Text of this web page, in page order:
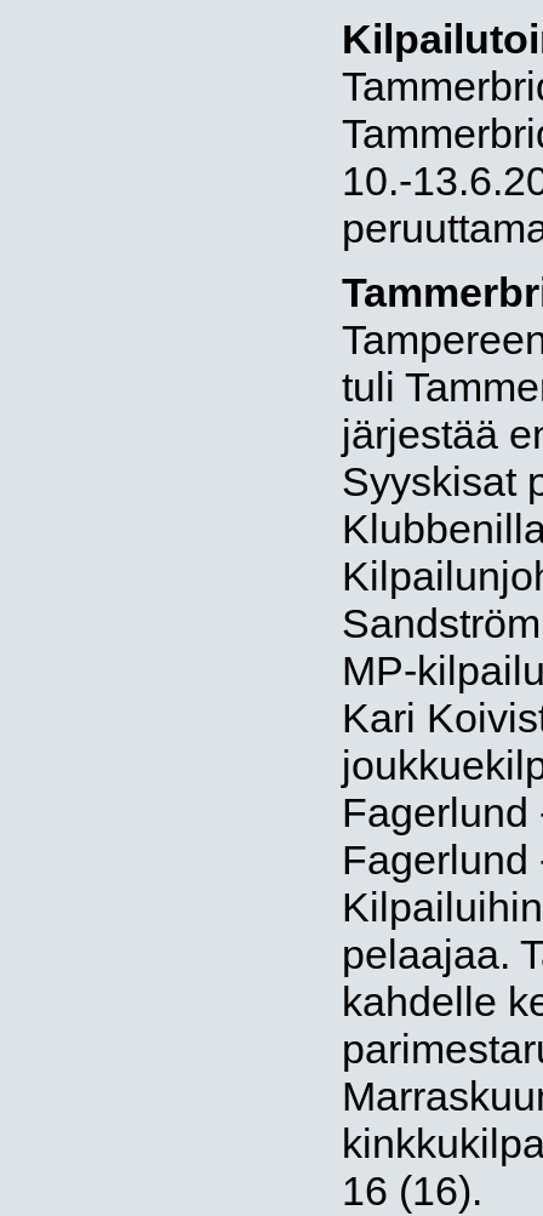
10.-
tuli
järjestää
Syyskisat
MP-
Kari
Fagerlund
Fagerlund
pelaajaa.
kahdelle
16 (16).